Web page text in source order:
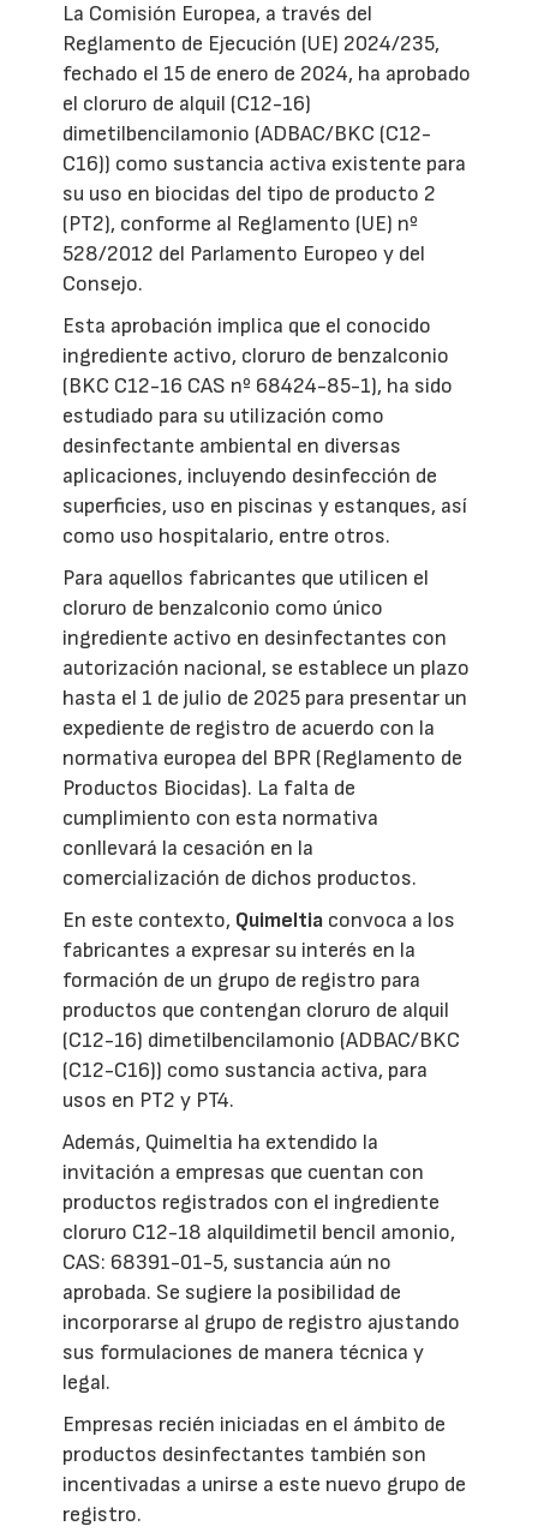
La Comisión Europea, a través del
Reglamento de Ejecución (UE) 2024/235,
fechado el 15 de enero de 2024, ha aprobado
el cloruro de alquil (C12-16)
dimetilbencilamonio (ADBAC/BKC (C12-
C16)) como sustancia activa existente para
su uso en biocidas del tipo de producto 2
(PT2), conforme al Reglamento (UE) nº
528/2012 del Parlamento Europeo y del
Consejo.
Esta aprobación implica que el conocido
ingrediente activo, cloruro de benzalconio
(BKC C12-16 CAS nº 68424-85-1), ha sido
estudiado para su utilización como
desinfectante ambiental en diversas
aplicaciones, incluyendo desinfección de
superficies, uso en piscinas y estanques, así
como uso hospitalario, entre otros.
Para aquellos fabricantes que utilicen el
cloruro de benzalconio como único
ingrediente activo en desinfectantes con
autorización nacional, se establece un plazo
hasta el 1 de julio de 2025 para presentar un
expediente de registro de acuerdo con la
normativa europea del BPR (Reglamento de
Productos Biocidas). La falta de
cumplimiento con esta normativa
conllevará la cesación en la
comercialización de dichos productos.
En este contexto, Quimeltia convoca a los
fabricantes a expresar su interés en la
formación de un grupo de registro para
productos que contengan cloruro de alquil
(C12-16) dimetilbencilamonio (ADBAC/BKC
(C12-C16)) como sustancia activa, para
usos en PT2 y PT4.
Además, Quimeltia ha extendido la
invitación a empresas que cuentan con
productos registrados con el ingrediente
cloruro C12-18 alquildimetil bencil amonio,
CAS: 68391-01-5, sustancia aún no
aprobada. Se sugiere la posibilidad de
incorporarse al grupo de registro ajustando
sus formulaciones de manera técnica y
legal.
Empresas recién iniciadas en el ámbito de
productos desinfectantes también son
incentivadas a unirse a este nuevo grupo de
registro.